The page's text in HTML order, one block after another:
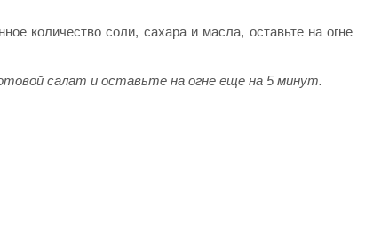
количество соли, сахара и масла, оставьте на огне
салат и оставьте на огне еще на 5 минут.